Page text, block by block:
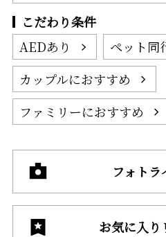
こだわり条件
AEDあり
ペット同
カップルにおすすめ
ファミリーにおすすめ
フォトラ
お気に入り